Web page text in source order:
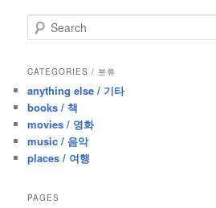
e
r
h
CATEGORIES / 분류
anything else / 기타
books / 책
movies / 영화
music / 음악
places / 여행
PAGES